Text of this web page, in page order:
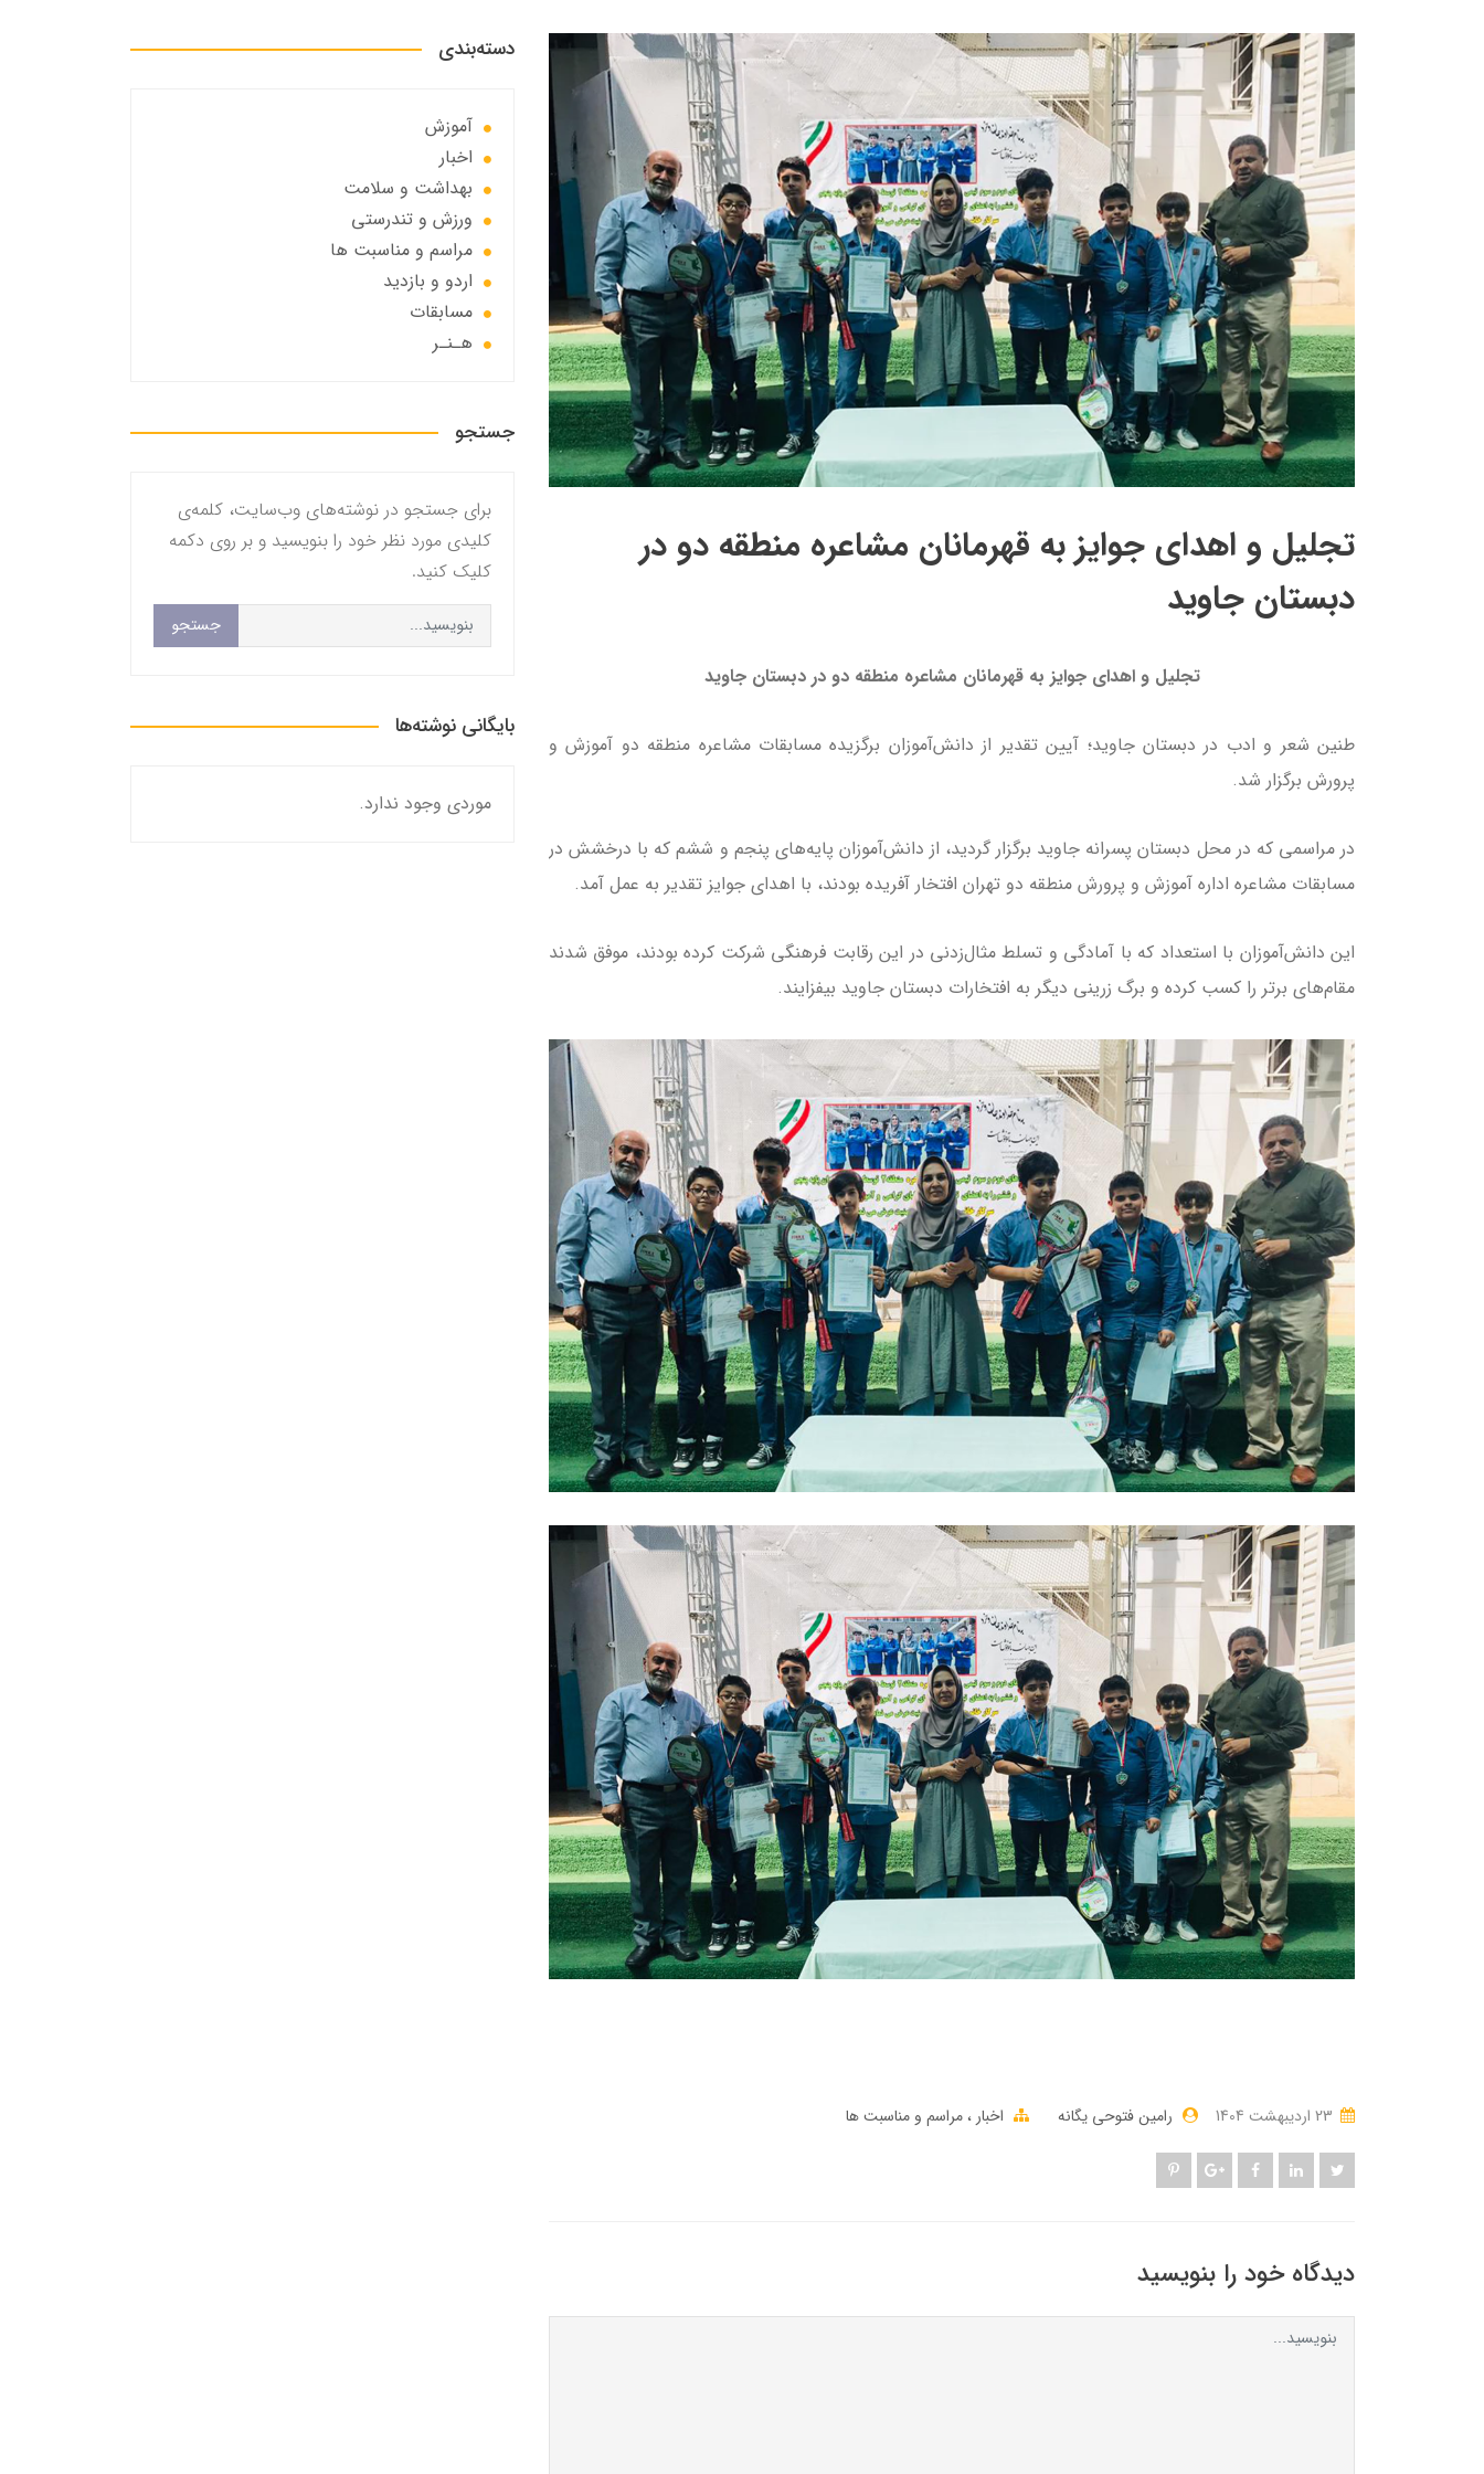
تجلیل و اهدای جوایز به قهرمانان مشاعره منطقه دو در
دبستان جاوید
تجلیل و اهدای جوایز به قهرمانان مشاعره منطقه دو در دبستان جاوید
طنین شعر و ادب در دبستان جاوید؛ آیین تقدیر از دانش‌آموزان برگزیده مسابقات مشاعره منطقه دو آموزش و
پرورش برگزار شد.
در مراسمی که در محل دبستان پسرانه جاوید برگزار گردید، از دانش‌آموزان پایه‌های پنجم و ششم که با درخشش در
مسابقات مشاعره اداره آموزش و پرورش منطقه دو تهران افتخار آفریده بودند، با اهدای جوایز تقدیر به عمل آمد.
این دانش‌آموزان با استعداد که با آمادگی و تسلط مثال‌زدنی در این رقابت فرهنگی شرکت کرده بودند، موفق شدند
مقام‌های برتر را کسب کرده و برگ زرینی دیگر به افتخارات دبستان جاوید بیفزایند.
رامین فتوحی یگانه اخبار مراسم و مناسبت ها
دیدگاه خود را بنویسید
دسته‌بندی
آموزش
اخبار
بهداشت و سلامت
ورزش و تندرستی
مراسم و مناسبت ها
اردو و بازدید
مسابقات
هـنـر
جستجو
برای جستجو در نوشته‌های وب‌سایت، کلمه‌ی
کلیدی مورد نظر خود را بنویسید و بر روی دکمه
کلیک کنید.
جستجو
بایگانی نوشته‌ها
موردی وجود ندارد.